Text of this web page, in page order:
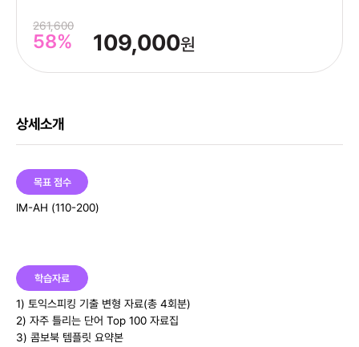
261,600
58% 109,000원
상세소개
목표 점수
IM-AH (110-200)
학습자료
1) 토익스피킹 기출 변형 자료(총 4회분)
2) 자주 틀리는 단어 Top 100 자료집
3) 콤보북 템플릿 요약본